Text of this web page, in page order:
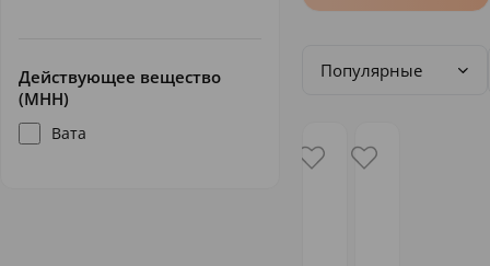
Действующее вещество
(МНН)
Вата
Популярные